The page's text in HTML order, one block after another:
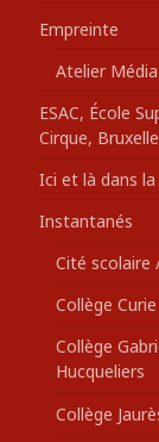
Empreinte
Atelier
ESAC, École
Cirque,
Ici et là dans
Instantanés
Cité scolaire
Collège
Collège
Hucqueliers
Collège